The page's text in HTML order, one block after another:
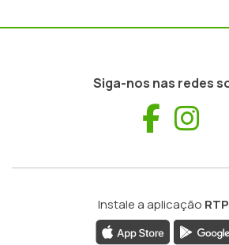
Siga-nos nas redes
Instale a aplicação